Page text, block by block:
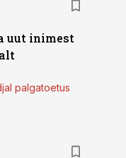
uut inimest
palgatoetus